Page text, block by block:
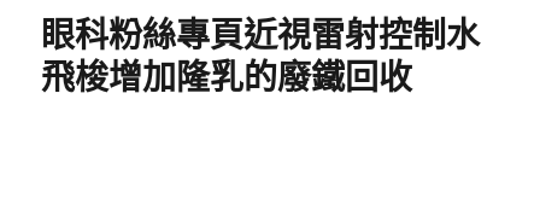
眼科粉絲專頁近視雷射控制水
飛梭增加隆乳的廢鐵回收